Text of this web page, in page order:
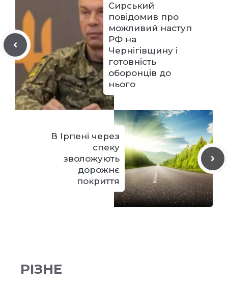
Сирський
повідомив про
можливий наступ
РФ на
Чернігівщину і
готовність
оборонців до
нього
В Ірпені через
спеку
зволожують
дорожнє
покриття
РІЗНЕ